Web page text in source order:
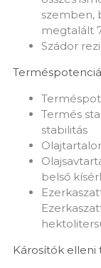
szemben,
megtalált
Szádor
Termés
stabilitás
belső
Károsítók elleni